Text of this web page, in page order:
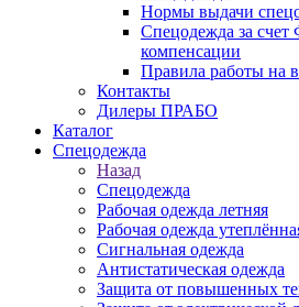
Нормы выдачи
Спецодежда за
компенсации
Правила работы на
Контакты
Дилеры ПРАБО
Каталог
Спецодежда
Назад
Спецодежда
Рабочая одежда летняя
Рабочая одежда
Сигнальная одежда
Антистатическая одежда
Защита от повышенных